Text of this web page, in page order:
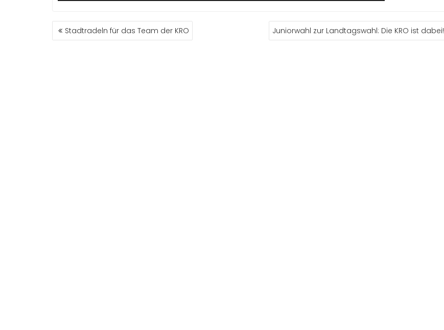
BEITRAGSNAVIGATION
Stadtradeln für das Team der KRO Juniorwahl zur Landtagswahl: Die KRO ist dabei!